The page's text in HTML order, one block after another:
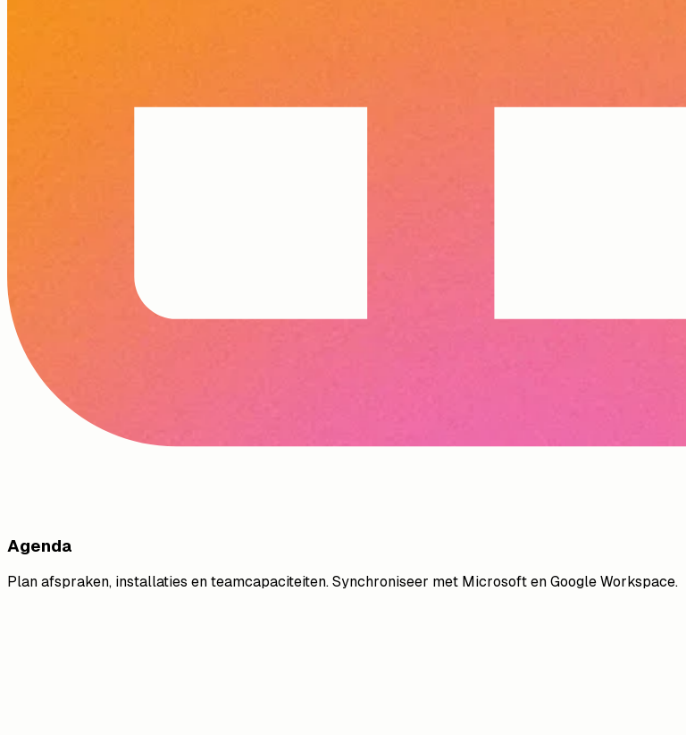
Agenda
Plan afspraken, installaties en teamcapaciteiten. Synchroniseer met Microsoft en Google Workspace.